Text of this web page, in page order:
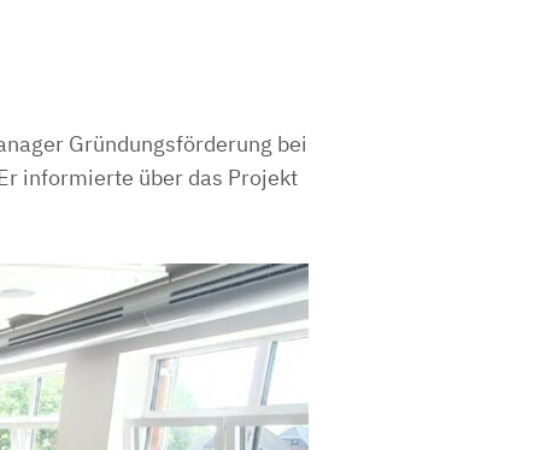
Gründungsförderung bei
informierte über das Projekt